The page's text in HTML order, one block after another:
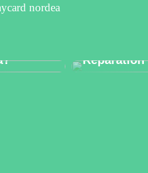
nordea
Reparation